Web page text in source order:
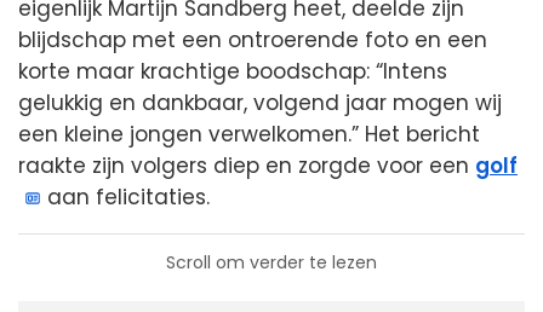
eigenlijk Martijn Sandberg heet, deelde zijn
blijdschap met een ontroerende foto en een
korte maar krachtige boodschap: “Intens
gelukkig en dankbaar, volgend jaar mogen wij
een kleine jongen verwelkomen.” Het bericht
raakte zijn volgers diep en zorgde voor een golf
aan felicitaties.
Scroll om verder te lezen